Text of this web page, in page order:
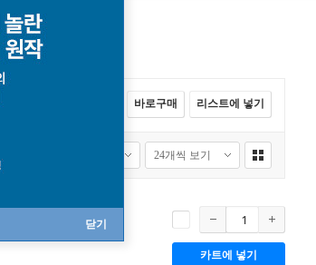
닫기
체선택 바로구매 리스트에 넣기
카트에 넣기